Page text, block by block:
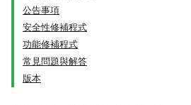
公告事項
安全性修補程式
功能修補程式
常見問題與解答
版本